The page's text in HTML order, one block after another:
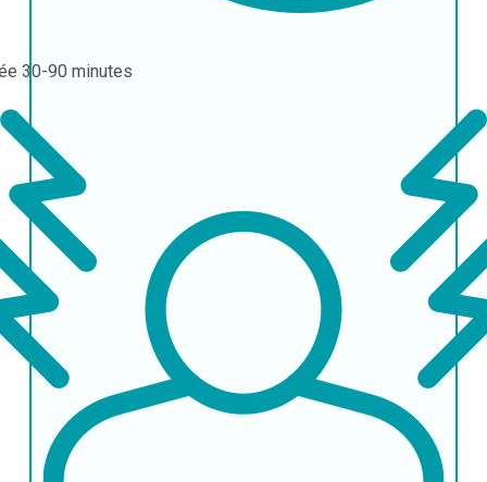
30-90 minutes